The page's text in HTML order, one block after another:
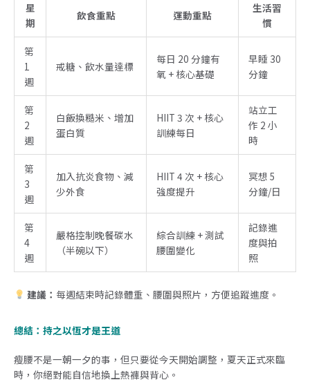
星
期
飲食重點 運動重點
生活習
慣
第
1
週
戒糖、飲水量達標
每日 20 分鐘有
氧 + 核心基礎
早睡 30
分鐘
第
2
週
白飯換糙米、增加
蛋白質
HIIT 3 次 + 核心
訓練每日
站立工
作 2 小
時
第
3
週
加入抗炎食物、減
少外食
HIIT 4 次 + 核心
強度提升
冥想 5
分鐘/日
第
4
週
嚴格控制晚餐碳水
（半碗以下）
綜合訓練 + 測試
腰圍變化
記錄進
度與拍
照
建議： 每週結束時記錄體重、腰圍與照片，方便追蹤進度。
總結：持之以恆才是王道
瘦腰不是一朝一夕的事，但只要從今天開始調整，夏天正式來臨
時，你絕對能自信地換上熱褲與背心。